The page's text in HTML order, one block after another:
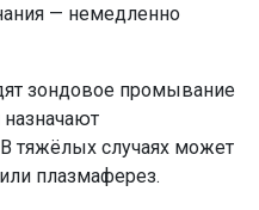
— немедленно
зондовое промывание
тяжёлых случаях может
плазмаферез.